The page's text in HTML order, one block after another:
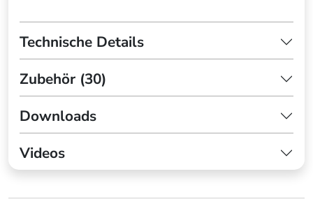
Technische Details
Zubehör (30)
Downloads
Videos